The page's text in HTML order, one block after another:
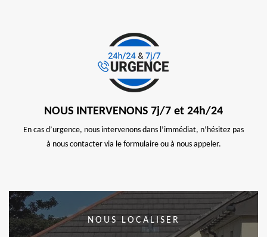
NOUS INTERVENONS 7j/7 et 24h/24
En cas d’urgence, nous intervenons dans l’immédiat, n’hésitez pas
à nous contacter via le formulaire ou à nous appeler.
NOUS LOCALISER